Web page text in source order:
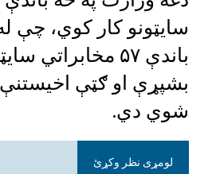
سایټونو کار کوي، چې
باندې ۵۷ مخابراتي
بشپړې او ګټې
شوي دي.
لومړی نظر وکړئ